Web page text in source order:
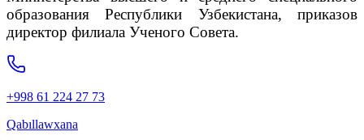
образования Республики Узбекистана, приказов
директор филиала Ученого Совета.
+998 61 224 27 73
Qabıllawxana